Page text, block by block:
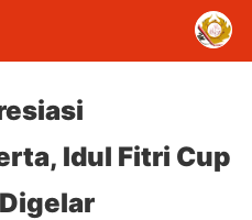
Idul Fitri Cup